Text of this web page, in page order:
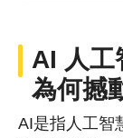
AI 人工
為何撼
AI是指人工智